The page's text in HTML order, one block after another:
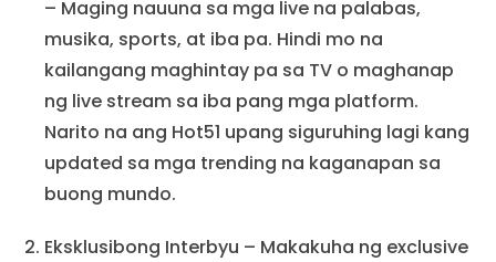
– Maging nauuna sa mga live na palabas,
musika, sports, at iba pa. Hindi mo na
kailangang maghintay pa sa TV o maghanap
ng live stream sa iba pang mga platform.
Narito na ang Hot51 upang siguruhing lagi kang
updated sa mga trending na kaganapan sa
buong mundo.
Eksklusibong Interbyu – Makakuha ng exclusive